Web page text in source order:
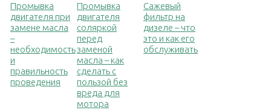
Промывка
двигателя при
замене масла
–
необходимость
и
правильность
проведения
Промывка
двигателя
соляркой
перед
заменой
масла – как
сделать с
пользой без
вреда для
мотора
Сажевый
фильтр на
дизеле – что
это и как его
обслуживать